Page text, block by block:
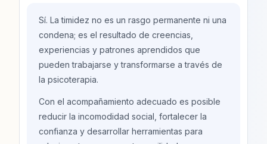
Sí. La timidez no es un rasgo permanente ni una
condena; es el resultado de creencias,
experiencias y patrones aprendidos que
pueden trabajarse y transformarse a través de
la psicoterapia.
Con el acompañamiento adecuado es posible
reducir la incomodidad social, fortalecer la
confianza y desarrollar herramientas para